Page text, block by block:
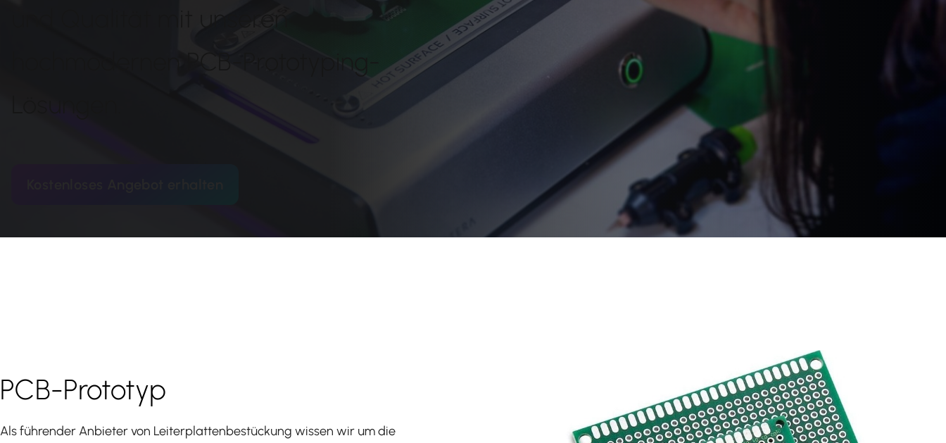
PCB-Prototyp
Als führender Anbieter von Leiterplattenbestückung wissen wir um die